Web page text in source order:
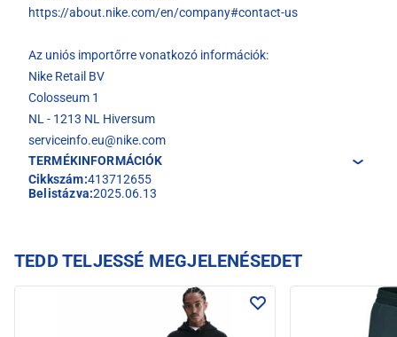
https://about.nike.com/en/company#contact-us
Az uniós importőrre vonatkozó információk:
Nike Retail BV
Colosseum 1
NL - 1213 NL Hiversum
serviceinfo.eu@nike.com
TERMÉKINFORMÁCIÓK
Cikkszám:413712655
Belistázva:2025.06.13
TEDD TELJESSÉ MEGJELENÉSEDET